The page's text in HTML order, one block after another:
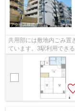
共用部には敷地内ごみ置
ています。3駅利用でき
れなあなたにピッタリな